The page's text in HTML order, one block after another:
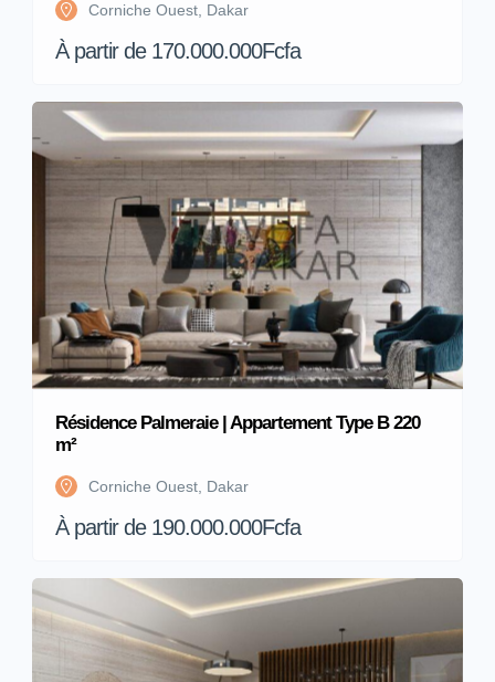
Corniche Ouest, Dakar
À partir de 170.000.000Fcfa
Résidence Palmeraie | Appartement Type B 220
m²
Corniche Ouest, Dakar
À partir de 190.000.000Fcfa